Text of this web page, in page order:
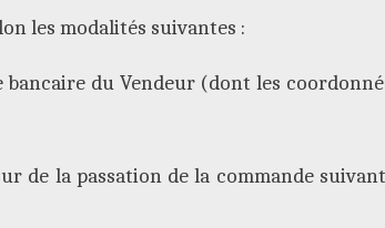
les modalités suivantes :
du Vendeur (dont les
de la passation de la commande